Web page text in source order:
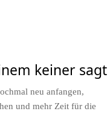
keiner sagt
neu anfangen,
und mehr Zeit für die